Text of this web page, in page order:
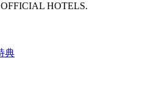
HOTELS.
典